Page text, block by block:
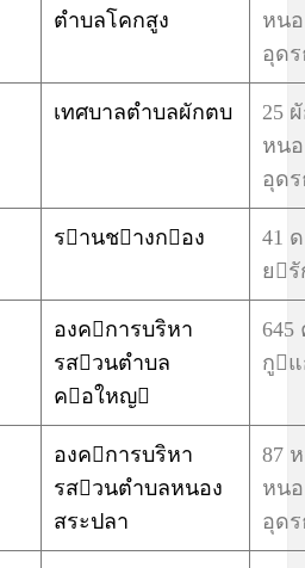
ตำบลโคกสูง
หน
อุด
เทศบาลตำบลผักตบ
25
หน
อุด
รานชางกอง
41
ย
องคการบริหา
รสวนตำบล
คอใหญ
กู
องคการบริหา
รสวนตำบลหนอง
สระปลา
87
หน
อุด